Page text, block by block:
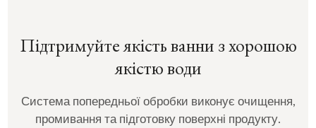
Підтримуйте якість ванни з хорошою
якістю води
Система попередньої обробки виконує очищення,
промивання та підготовку поверхні продукту.